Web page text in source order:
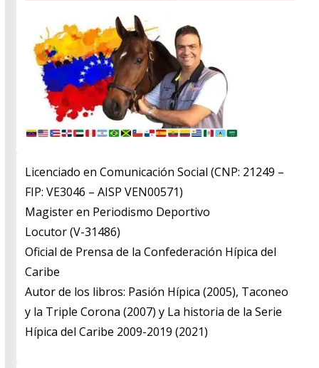
Licenciado en Comunicación Social (CNP: 21249 –
FIP: VE3046 – AISP VEN00571)
​Magister en Periodismo Deportivo
​Locutor (V-31486)
​Oficial de Prensa de la Confederación Hípica del
Caribe
​Autor de los libros: Pasión Hípica (2005), Taconeo
y la Triple Corona (2007) y La historia de la Serie
Hípica del Caribe 2009-2019 (2021)